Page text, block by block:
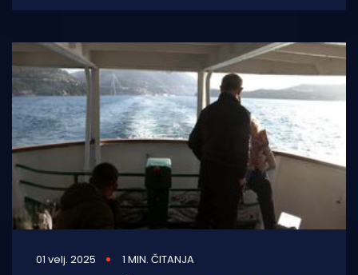
prije
01 velj. 2025 1 MIN. ČITANJA